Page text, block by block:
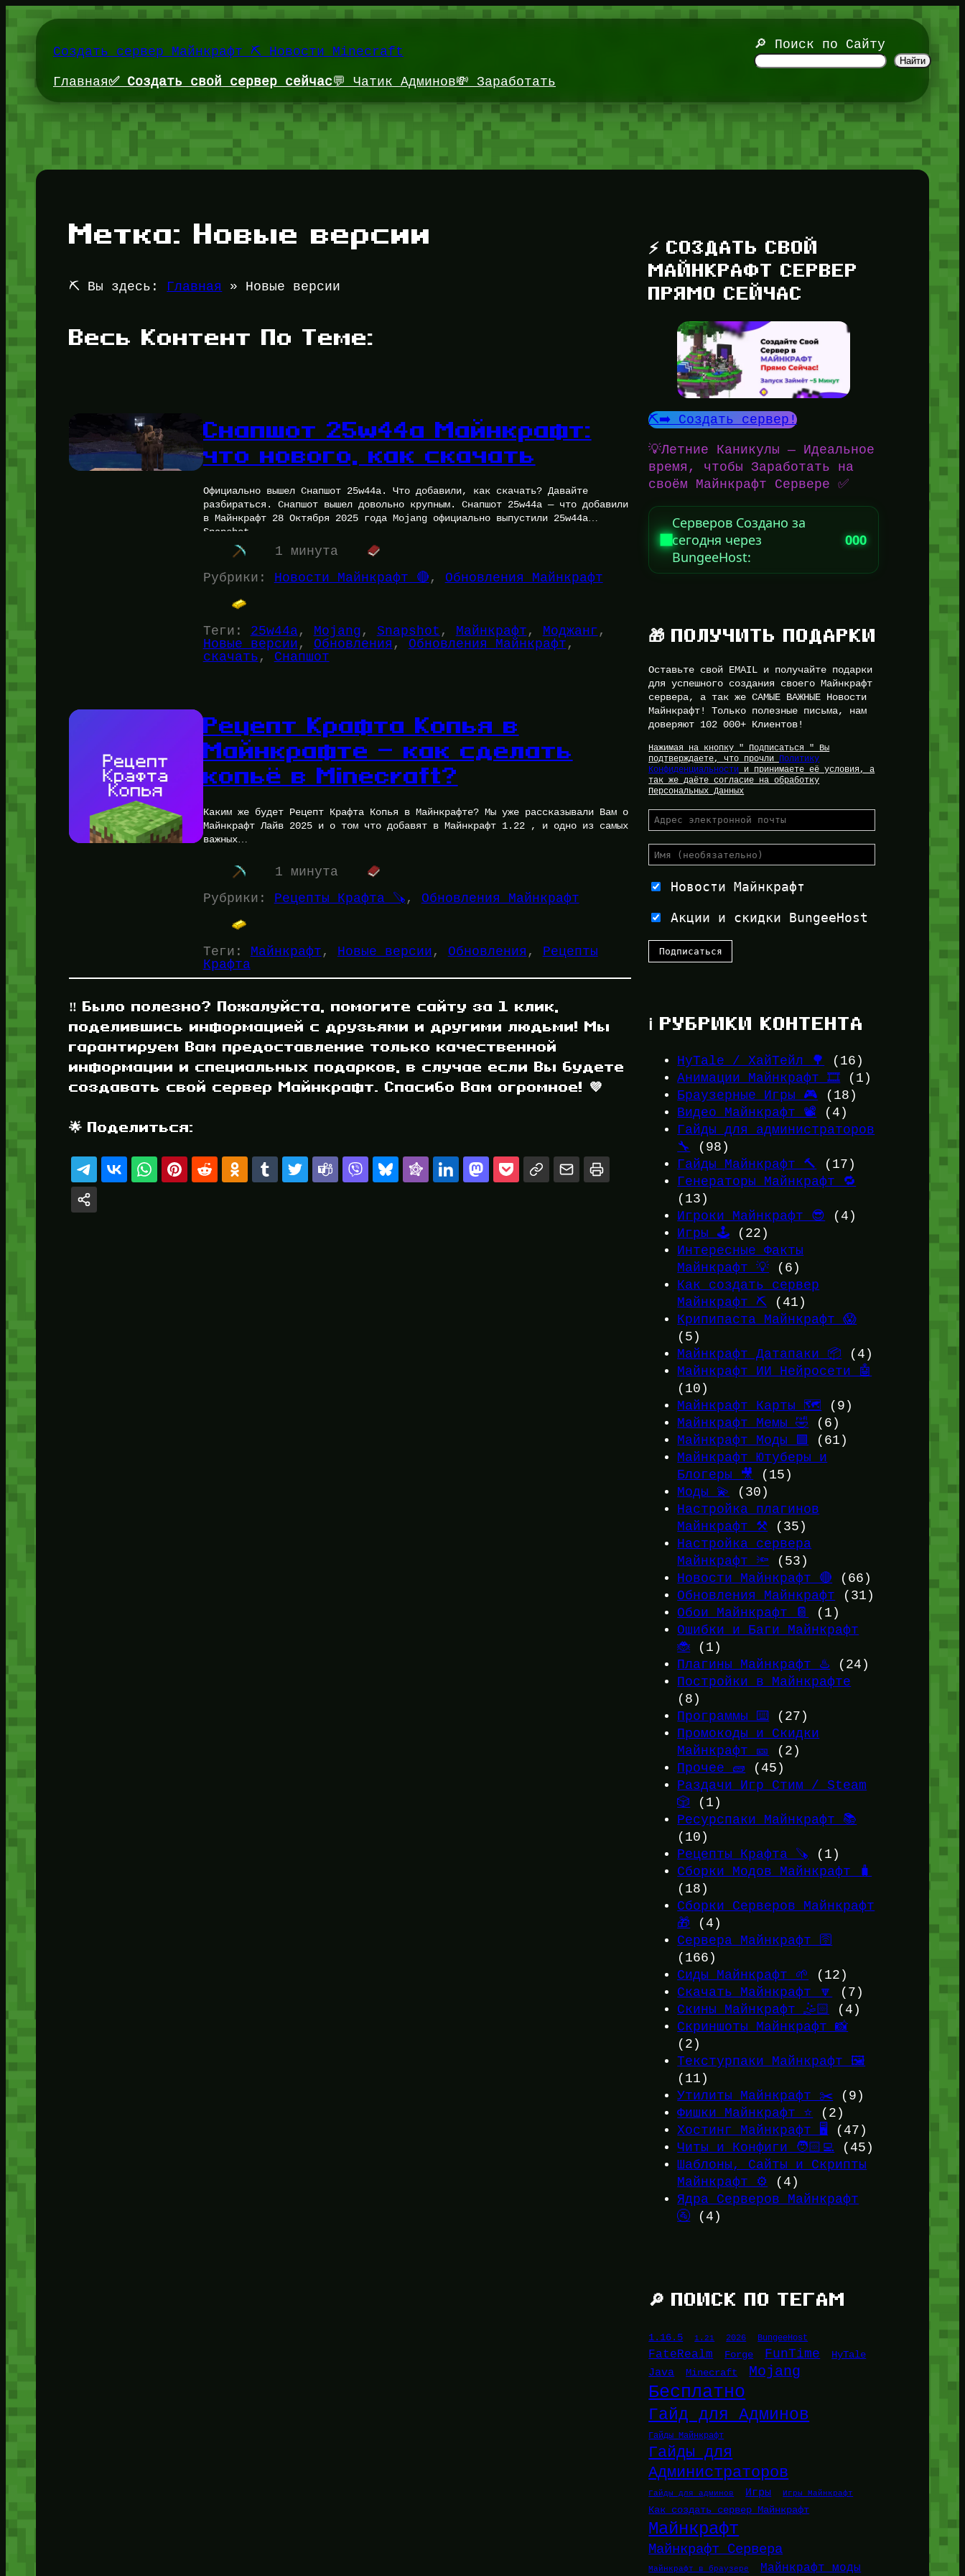
Перейти
к
содержимомуСоздать сервер Майнкрафт ⛏️ Новости Minecraft
🔎 Поиск по Сайту
Найти
Главная✅ Создать свой сервер сейчас💬 Чатик Админов💸 Заработать
Метка:Новые версии
⛏️ Вы здесь: Главная » Новые версии
Весь Контент По Теме:
Снапшот 25w44a Майнкрафт:
что нового, как скачать
Официально вышел Снапшот 25w44a. Что добавили, как скачать? Давайте
разбираться. Снапшот вышел довольно крупным. Снапшот 25w44a — что добавили
в Майнкрафт 28 Октября 2025 года Mojang официально выпустили 25w44a
Snapshot…
1 минута
Рубрики: Новости Майнкрафт 🔴 , Обновления Майнкрафт
Теги: 25w44a, Mojang , Snapshot , Майнкрафт , Моджанг
Новые версии , Обновления , Обновления Майнкрафт
скачать , Снапшот
Рецепт Крафта Копья в
Майнкрафте — как сделать
копьё в Minecraft?
Каким же будет Рецепт Крафта Копья в Майнкрафте? Мы уже рассказывали Вам о
Майнкрафт Лайв 2025 и о том что добавят в Майнкрафт 1.22 , и одно из самых
важных…
1 минута
Рубрики: Рецепты Крафта 🪚 , Обновления Майнкрафт
Теги: Майнкрафт , Новые версии , Обновления , Рецепты
Крафта
‼️ Было полезно? Пожалуйста, помогите сайту за 1 клик,
поделившись информацией с друзьями и другими людьми! Мы
гарантируем Вам предоставление только качественной
информации и специальных подарков, в случае если Вы будете
создавать свой сервер Майнкрафт. Спасибо Вам огромное! 💜
🌟 Поделиться:
⚡ СОЗДАТЬ СВОЙ
МАЙНКРАФТ СЕРВЕР
ПРЯМО СЕЙЧАС
⛏️➡️ Создать сервер!
💡Летние Каникулы — Идеальное
время, чтобы Заработать на
своём Майнкрафт Сервере ✅
Серверов Создано за
сегодня через
BungeeHost:
000
🎁 ПОЛУЧИТЬ ПОДАРКИ
Оставьте свой EMAIL и получайте подарки
для успешного создания своего Майнкрафт
сервера, а так же САМЫЕ ВАЖНЫЕ Новости
Майнкрафт! Только полезные письма, нам
доверяют 102 000+ Клиентов!
Нажимая на кнопку " Подписаться " Вы
подтверждаете, что прочли Политику
Конфиденциальности и принимаете её условия, а
так же даёте согласие на обработку
Персональных Данных
Новости Майнкрафт
Акции и скидки BungeeHost
ℹ️ РУБРИКИ КОНТЕНТА
HyTale / ХайТейл 🌳
(16)
Анимации Майнкрафт 🎞️ (1)
Браузерные Игры 🎮 (18)
Видео Майнкрафт 📽️ (4)
Гайды для администраторов
🔧
(98)
Гайды Майнкрафт 🔨
(17)
Генераторы Майнкрафт 🔁
(13)
Игроки Майнкрафт 😎 (4)
Игры 🕹️ (22)
Интересные Факты
Майнкрафт 💡 (6)
Как создать сервер
Майнкрафт ⛏️ (41)
Крипипаста Майнкрафт 😱
(5)
Майнкрафт Датапаки 📦 (4)
Майнкрафт ИИ Нейросети 🤖
(10)
Майнкрафт Карты 🗺️ (9)
Майнкрафт Мемы 🤣 (6)
Майнкрафт Моды 🟩
(61)
Майнкрафт Ютуберы и
Блогеры 🎥
(15)
Моды 💫
(30)
Настройка плагинов
Майнкрафт ⚒️ (35)
Настройка сервера
Майнкрафт 🔦 (53)
Новости Майнкрафт 🔴 (66)
Обновления Майнкрафт (31)
Обои Майнкрафт 📔
(1)
Ошибки и Баги Майнкрафт
🐞 (1)
Плагины Майнкрафт ♨️ (24)
Постройки в Майнкрафте
(8)
Программы ⌨️
(27)
Промокоды и Скидки
Майнкрафт 🎫
(2)
Прочее 🧱 (45)
Раздачи Игр Стим / Steam
🎲 (1)
Ресурспаки Майнкрафт 📚
(10)
Рецепты Крафта 🪚 (1)
Сборки Модов Майнкрафт 🧳
(18)
Сборки Серверов Майнкрафт
🎁 (4)
Сервера Майнкрафт 🛜
(166)
Сиды Майнкрафт 🌱
(12)
Скачать Майнкрафт 🔽
(7)
Скины Майнкрафт 🤹🏻
(4)
Скриншоты Майнкрафт 📸
(2)
Текстурпаки Майнкрафт 🖼️
(11)
Утилиты Майнкрафт ✂️ (9)
Фишки Майнкрафт ⭐ (2)
Хостинг Майнкрафт 🖥️
(47)
Читы и Конфиги 🧑🏻‍💻 (45)
Шаблоны, Сайты и Скрипты
Майнкрафт ⚙️ (4)
Ядра Серверов Майнкрафт
🚰 (4)
🔎 ПОИСК ПО ТЕГАМ
1.16.5 1.21 2026 BungeeHost
FateRealm Forge FunTime HyTale
Java Minecraft Mojang
Бесплатно
Гайд для Админов
Гайды Майнкрафт
Гайды для
Администраторов
Гайды для админов Игры Игры Майнкрафт
Как создать сервер Майнкрафт
Майнкрафт
Майнкрафт Сервера
Майнкрафт в браузере Майнкрафт моды